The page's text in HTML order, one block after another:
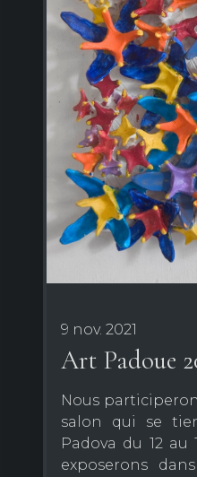
9 nov. 2021
Art Padoue
Nous
salon qui se
Padova du 12 au
exposerons